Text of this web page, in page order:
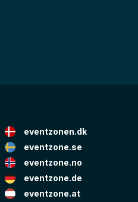
eventzonen.dk
eventzone.se
eventzone.no
eventzone.de
eventzone.at